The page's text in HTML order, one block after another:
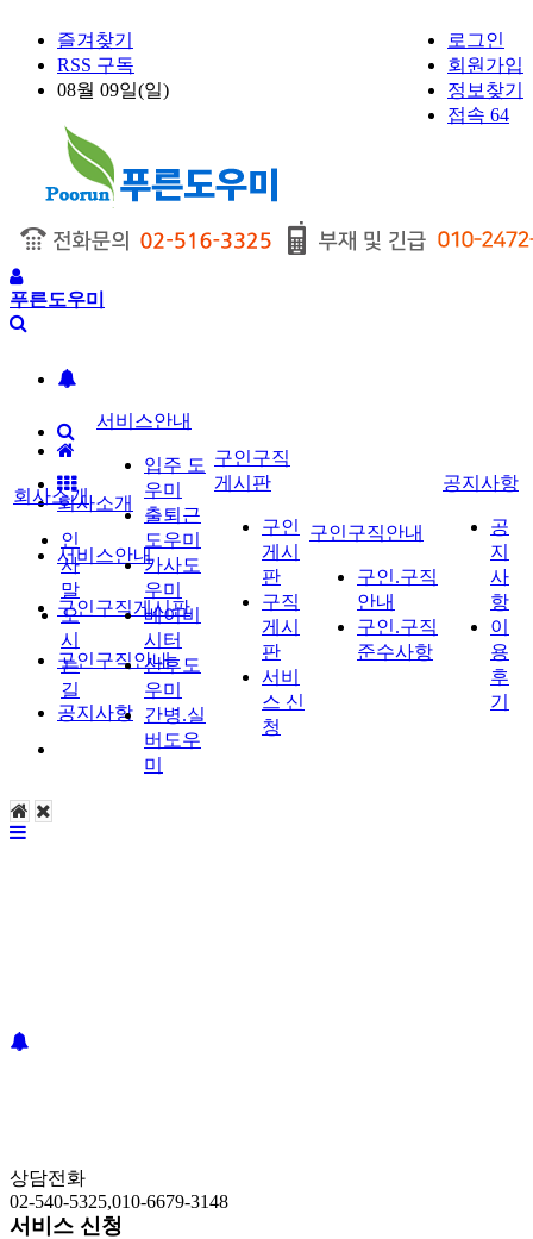
즐겨찾기
RSS 구독
08월 09일(일)
로그인
회원가입
정보찾기
접속 64
푸른도우미
회사소개
서비스안내
구인구직게시판
구인구직안내
공지사항
회사소개
인
사
말
오
시
는
길
서비스안내
입주 도
우미
출퇴근
도우미
가사도
우미
베이비
시터
산후도
우미
간병.실
버도우
미
구인구직
게시판
구인
게시
판
구직
게시
판
서비
스 신
청
구인구직안내
구인.구직
안내
구인.구직
준수사항
공지사항
공
지
사
항
이
용
후
기
상담전화
02-540-5325,010-6679-3148
서비스 신청